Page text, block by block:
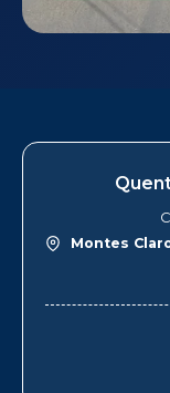
Montes